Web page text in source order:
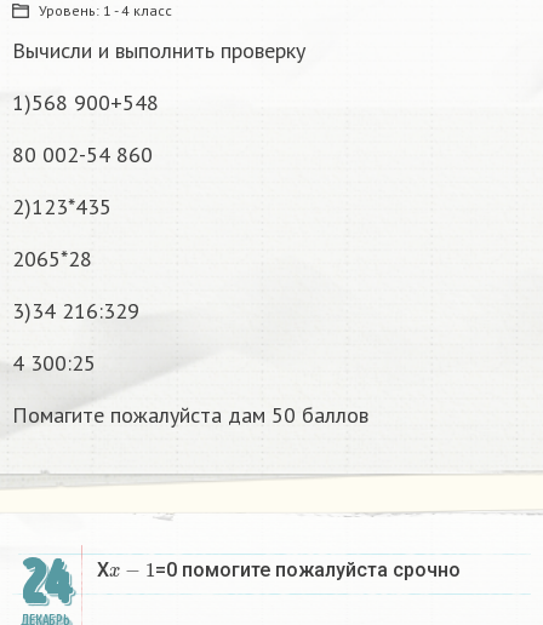
Уровень: 1 - 4 класс
Вычисли и выполнить проверку
1)568 900+548
80 002-54 860
2)123*435
2065*28
3)34 216:329
4 300:25
Помагите пожалуйста дам 50 баллов
24
ДЕКАБРЬ
Xx−1 =0 помогите пожалуйста срочно